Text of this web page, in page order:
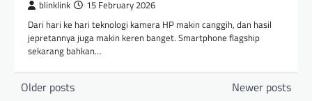
blinklink 15 February 2026
Dari hari ke hari teknologi kamera HP makin canggih, dan hasil
jepretannya juga makin keren banget. Smartphone flagship
sekarang bahkan…
Posts
Older posts Newer posts